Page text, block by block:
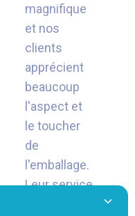
magnifique
et nos
clients
apprécient
beaucoup
l'aspect et
le toucher
de
l'emballage.
Leur service